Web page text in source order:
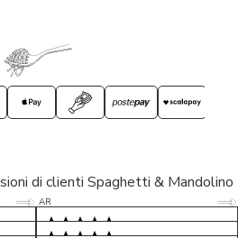
di clienti Spaghetti & Mandolino
AR 5/5
D* 5/5
S* 5/5